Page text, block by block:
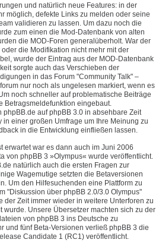
und natürlich neue Features: in der
möglich, defekte Links zu melden oder seine
validieren zu lassen. Um dazu noch die
zum einen die Mod-Datenbank von alten
die MOD-Foren generalüberholt. War der
die Modifikation nicht mehr mit der
wurde der Eintrag aus der MOD-Datenbank
sorgte auch das Verschieben der
in das Forum "Community Talk" –
nur noch als ungelesen markiert, wenn es
noch schneller auf problematische Beiträge
Betragsmeldefunktion eingebaut.
auf phpBB 3.0 in absehbare Zeit
einer großen Umfrage um Ihre Meinung zu
in die Entwicklung einfließen lassen.
erwartet war es dann auch im Juni 2006
von phpBB 3 »Olympus« wurde veröffentlicht.
natürlich auch die ersten Fragen zur
Wagemutige setzten die Betaversionen
Um den Hilfesuchenden eine Plattform zu
"Diskussion über phpBB 2.0/3.0 Olympus"
der Zeit immer wieder in weitere Unterforen zu
Unsere Übersetzer machten sich zu der
von phpBB 3 ins Deutsche zu
und fünf Beta-Versionen verließ phpBB 3 die
Candidate 1 (RC1) veröffentlicht.